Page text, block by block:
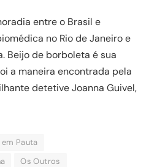
entre o Brasil e
no Rio de Janeiro e
Beijo de borboleta é sua
a maneira encontrada pela
detetive Joanna Guivel,
Pauta
Os Outros